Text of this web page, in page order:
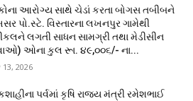
આરોગ્ય સાથે ચેડાં કરતા બોગસ તબીબને
પો.સ્ટે. વિસ્તારના લખનપુર ગામેથી
લગતી સાધન સામગ્રી તથા મેડીસીન
ઓના કુલ રૂા. ૪૯,૦૦૬/- ના...
13, 2026
પર્વમાં કૃષિ રાજ્ય મંત્રી રમેશભાઈ